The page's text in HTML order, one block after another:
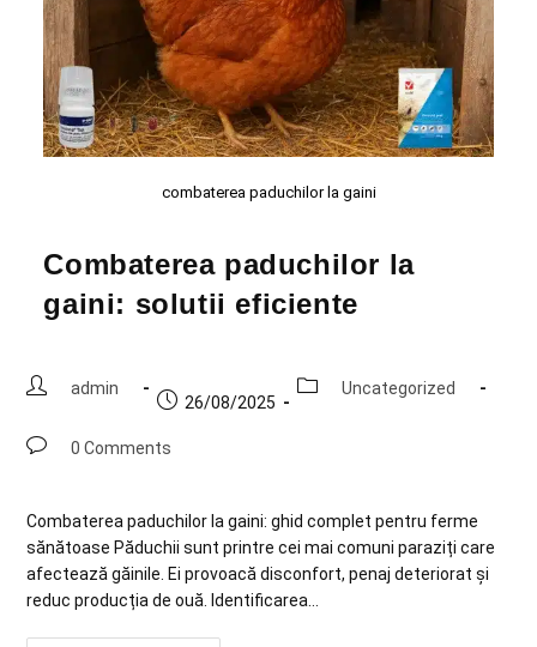
combaterea paduchilor la gaini
Combaterea paduchilor la
gaini: solutii eficiente
admin
26/08/2025
Uncategorized
0 Comments
Combaterea paduchilor la gaini: ghid complet pentru ferme
sănătoase Păduchii sunt printre cei mai comuni paraziți care
afectează găinile. Ei provoacă disconfort, penaj deteriorat și
reduc producția de ouă. Identificarea…